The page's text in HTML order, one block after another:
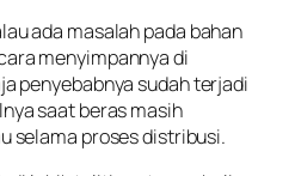
ada masalah pada bahan
menyimpannya di
penyebabnya sudah terjadi
saat beras masih
selama proses distribusi.